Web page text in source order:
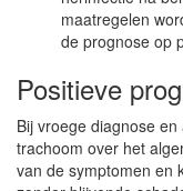
maatregelen
de prognose op
Positieve
Bij vroege diagnose
trachoom over het
van de symptomen en